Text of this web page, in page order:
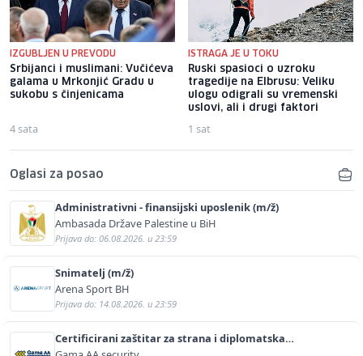
IZGUBLJEN U PREVODU
Srbijanci i muslimani: Vučićeva
galama u Mrkonjić Gradu u
sukobu s činjenicama
4 sata
ISTRAGA JE U TOKU
Ruski spasioci o uzroku
tragedije na Elbrusu: Veliku
ulogu odigrali su vremenski
uslovi, ali i drugi faktori
1 sat
Oglasi za posao
Administrativni - finansijski uposlenik (m/ž)
Ambasada Države Palestine u BiH
Prijava do: 06.08.2026. u 23:59
Snimatelj (m/ž)
Arena Sport BH
Prijava do: 14.08.2026. u 23:59
Certificirani zaštitar za strana i diplomatska
predstavništva (m/ž)